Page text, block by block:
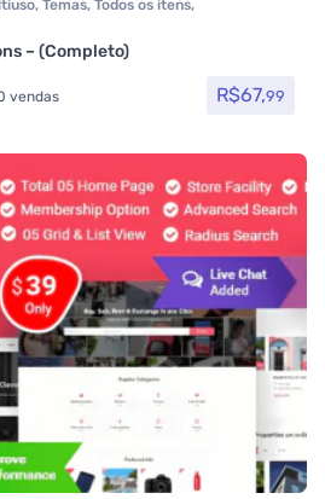
, Temas, Todos os itens,
– (Completo)
vendas R$67,99